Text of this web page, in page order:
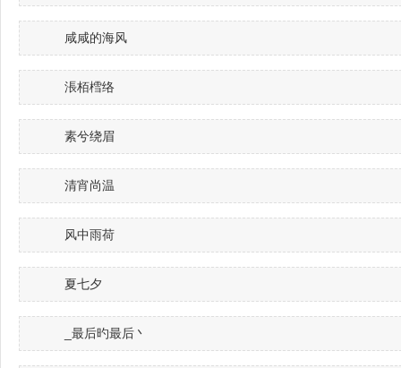
咸咸的海风
涱栢樰络
素兮绕眉
清宵尚温
风中雨荷
夏七夕
_最后旳最后丶